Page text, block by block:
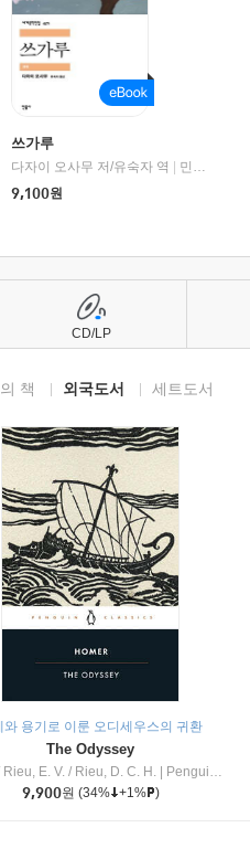
|
교보문고
쓰가루
다자이 오사무 저/유숙자 역
민음사
9,100원
책 외국도서 세트도서
와 용기로 이룬 오디세우스의 귀환
The Odyssey
Rieu, E. V. / Rieu, D. C. H.
Penguin Group
9,900원 (34% +1% )
CD/LP